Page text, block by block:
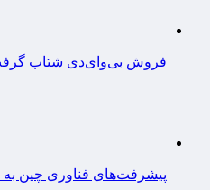
فروش بی‌وای‌دی شتاب
پیشرفت‌های فناوری چین به